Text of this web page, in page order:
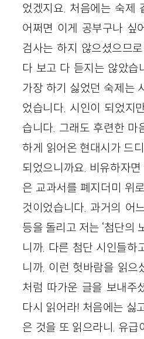
었겠지요. 처음에는 숙제
어쩌면 이게 공부구나 싶
검사는 하지 않으셨으므
다 보고 다 듣지는 않았습
가장 하기 싫었던 숙제는
었습니다. 시인이 되었지
습니다. 그래도 후련한 마
하게 읽어온 현대시가 드
되었으니까요. 비유하자
은 교과서를 폐지더미 위
것이었습니다. 과거의 어
등을 돌리고 저는 ‘첨단의
니까. 다른 첨단 시인들하
니까. 이런 헛바람을 읽으
처럼 따가운 글을 보내주
다시 읽어라! 처음에는 싫
은 것을 또 읽으라니. 유급